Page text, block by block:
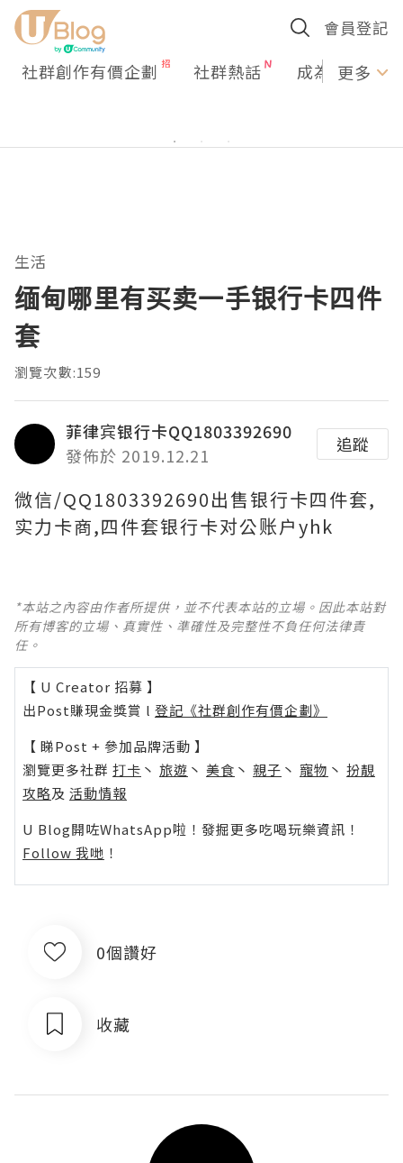
會員登記
社群創作有價企劃 社群熱話 成為U更多
生活
缅甸哪里有买卖一手银行卡四件
套
瀏覽次數:159
菲律宾银行卡QQ1803392690
發佈於 2019.12.21
追蹤
微信/QQ1803392690出售银行卡四件套,
实力卡商,四件套银行卡对公账户yhk
*本站之內容由作者所提供，並不代表本站的立場。因此本站對
所有博客的立場、真實性、準確性及完整性不負任何法律責
任。
【 U Creator 招募 】
出Post賺現金獎賞 l 登記《社群創作有價企劃》
【 睇Post + 參加品牌活動 】
瀏覽更多社群 打卡 丶 旅遊 丶 美食 丶 親子 丶 寵物 丶 扮靚
攻略及 活動情報
U Blog開咗WhatsApp啦！發掘更多吃喝玩樂資訊！
Follow 我哋 ！
0個讚好
收藏